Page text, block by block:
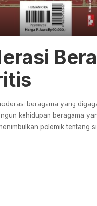
beragama yang
kehidupan beragama
polemik tentang